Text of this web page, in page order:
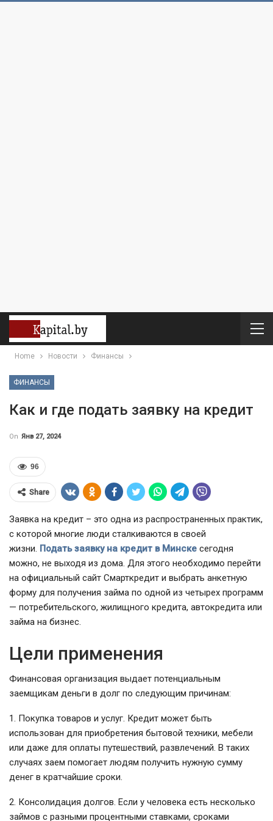
Home Новости Финансы
ФИНАНСЫ
Как и где подать заявку на кредит
On Янв 27, 2024
96
Share
Заявка на кредит – это одна из распространенных практик,
с которой многие люди сталкиваются в своей
жизни. Подать заявку на кредит в Минске сегодня
можно, не выходя из дома. Для этого необходимо перейти
на официальный сайт Смарткредит и выбрать анкетную
форму для получения займа по одной из четырех программ
— потребительского, жилищного кредита, автокредита или
займа на бизнес.
Цели применения
Финансовая организация выдает потенциальным
заемщикам деньги в долг по следующим причинам:
1. Покупка товаров и услуг. Кредит может быть
использован для приобретения бытовой техники, мебели
или даже для оплаты путешествий, развлечений. В таких
случаях заем помогает людям получить нужную сумму
денег в кратчайшие сроки.
2. Консолидация долгов. Если у человека есть несколько
займов с разными процентными ставками, сроками